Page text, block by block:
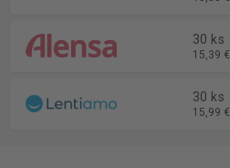
30 ks
15,39 €
30 ks
15,99 €